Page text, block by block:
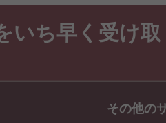
いち早く受け取
その他の